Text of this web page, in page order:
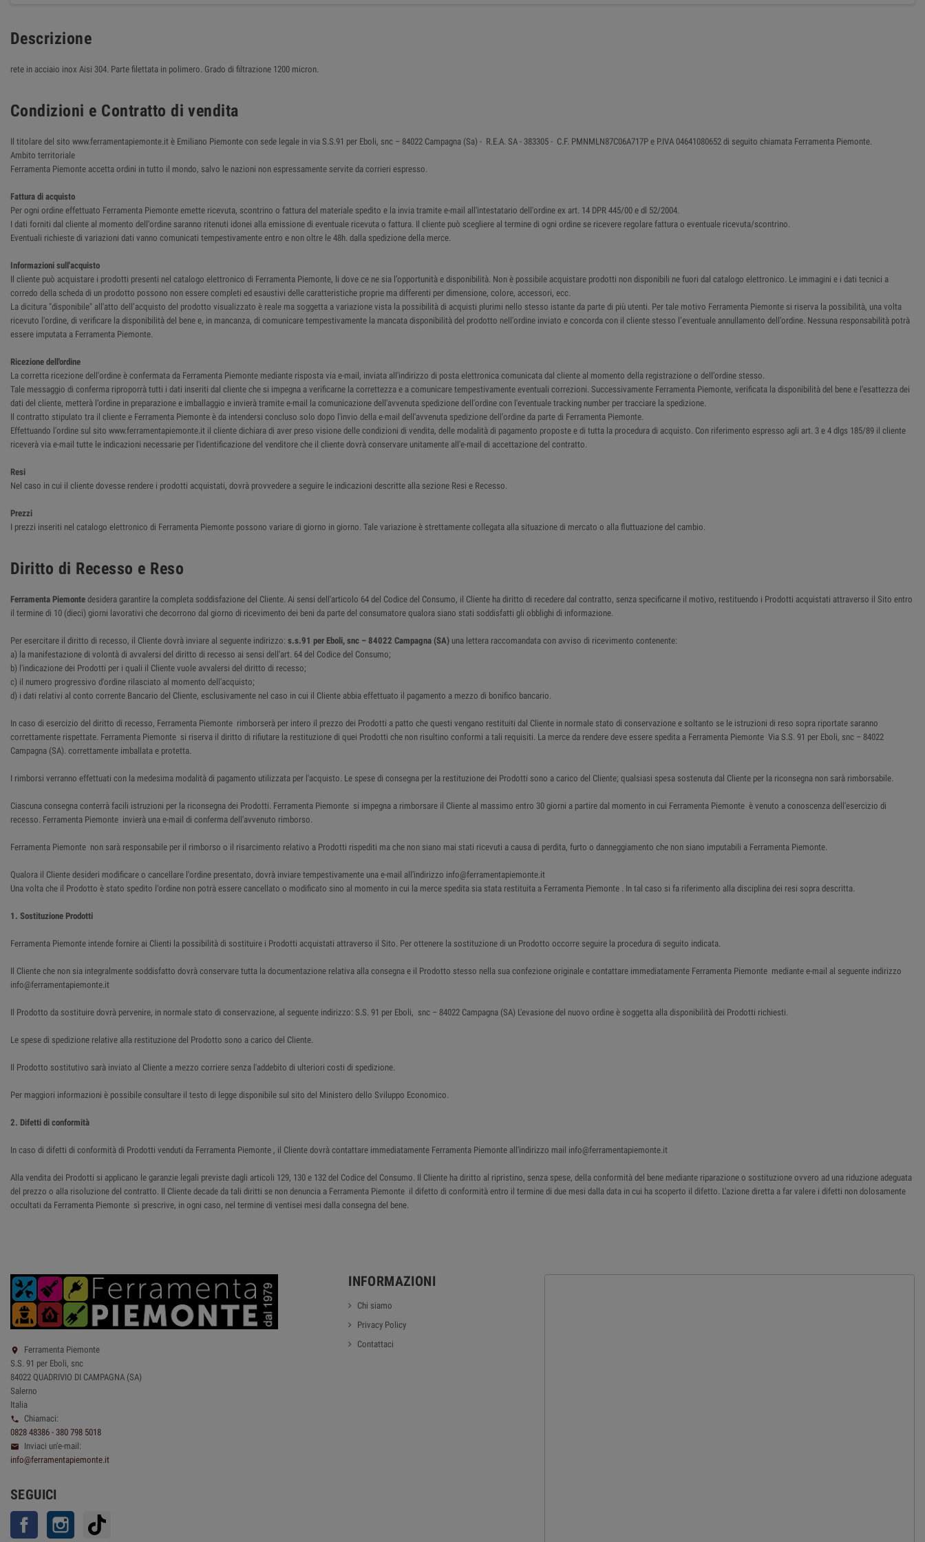
Descrizione
rete in acciaio inox Aisi 304. Parte filettata in polimero. Grado di filtrazione 1200 micron.
Condizioni e Contratto di vendita
Il titolare del sito www.ferramentapiemonte.it è Emiliano Piemonte con sede legale in via S.S.91 per Eboli, snc – 84022 Campagna (Sa) - R.E.A. SA - 383305 - C.F. PMNMLN87C06A717P e P.IVA 04641080652 di seguito chiamata Ferramenta Piemonte.
Ambito territoriale
Ferramenta Piemonte accetta ordini in tutto il mondo, salvo le nazioni non espressamente servite da corrieri espresso.
Fattura di acquisto
Per ogni ordine effettuato Ferramenta Piemonte emette ricevuta, scontrino o fattura del materiale spedito e la invia tramite e-mail all'intestatario dell'ordine ex art. 14 DPR 445/00 e dl 52/2004.
I dati forniti dal cliente al momento dell'ordine saranno ritenuti idonei alla emissione di eventuale ricevuta o fattura. Il cliente può scegliere al termine di ogni ordine se ricevere regolare fattura o eventuale ricevuta/scontrino.
Eventuali richieste di variazioni dati vanno comunicati tempestivamente entro e non oltre le 48h. dalla spedizione della merce.
Informazioni sull'acquisto
Il cliente può acquistare i prodotti presenti nel catalogo elettronico di Ferramenta Piemonte, li dove ce ne sia l’opportunità e disponibilità. Non è possibile acquistare prodotti non disponibili ne fuori dal catalogo elettronico. Le immagini e i dati tecnici a
corredo della scheda di un prodotto possono non essere completi ed esaustivi delle caratteristiche proprie ma differenti per dimensione, colore, accessori, ecc.
La dicitura "disponibile" all'atto dell’acquisto del prodotto visualizzato è reale ma soggetta a variazione vista la possibilità di acquisti plurimi nello stesso istante da parte di più utenti. Per tale motivo Ferramenta Piemonte si riserva la possibilità, una volta
ricevuto l'ordine, di verificare la disponibilità del bene e, in mancanza, di comunicare tempestivamente la mancata disponibilità del prodotto nell'ordine inviato e concorda con il cliente stesso l’eventuale annullamento dell’ordine. Nessuna responsabilità potrà
essere imputata a Ferramenta Piemonte.
Ricezione dell'ordine
La corretta ricezione dell'ordine è confermata da Ferramenta Piemonte mediante risposta via e-mail, inviata all'indirizzo di posta elettronica comunicata dal cliente al momento della registrazione o dell’ordine stesso.
Tale messaggio di conferma riproporrà tutti i dati inseriti dal cliente che si impegna a verificarne la correttezza e a comunicare tempestivamente eventuali correzioni. Successivamente Ferramenta Piemonte, verificata la disponibilità del bene e l'esattezza dei
dati del cliente, metterà l’ordine in preparazione e imballaggio e invierà tramite e-mail la comunicazione dell'avvenuta spedizione dell'ordine con l'eventuale tracking number per tracciare la spedizione.
Il contratto stipulato tra il cliente e Ferramenta Piemonte è da intendersi concluso solo dopo l'invio della e-mail dell'avvenuta spedizione dell'ordine da parte di Ferramenta Piemonte.
Effettuando l'ordine sul sito www.ferramentapiemonte.it il cliente dichiara di aver preso visione delle condizioni di vendita, delle modalità di pagamento proposte e di tutta la procedura di acquisto. Con riferimento espresso agli art. 3 e 4 dlgs 185/89 il cliente
riceverà via e-mail tutte le indicazioni necessarie per l'identificazione del venditore che il cliente dovrà conservare unitamente all'e-mail di accettazione del contratto.
Resi
Nel caso in cui il cliente dovesse rendere i prodotti acquistati, dovrà provvedere a seguire le indicazioni descritte alla sezione Resi e Recesso.
Prezzi
I prezzi inseriti nel catalogo elettronico di Ferramenta Piemonte possono variare di giorno in giorno. Tale variazione è strettamente collegata alla situazione di mercato o alla fluttuazione del cambio.
Diritto di Recesso e Reso
Ferramenta Piemonte desidera garantire la completa soddisfazione del Cliente. Ai sensi dell'articolo 64 del Codice del Consumo, il Cliente ha diritto di recedere dal contratto, senza specificarne il motivo, restituendo i Prodotti acquistati attraverso il Sito entro
il termine di 10 (dieci) giorni lavorativi che decorrono dal giorno di ricevimento dei beni da parte del consumatore qualora siano stati soddisfatti gli obblighi di informazione.
Per esercitare il diritto di recesso, il Cliente dovrà inviare al seguente indirizzo: s.s.91 per Eboli, snc – 84022 Campagna (SA) una lettera raccomandata con avviso di ricevimento contenente:
a) la manifestazione di volontà di avvalersi del diritto di recesso ai sensi dell'art. 64 del Codice del Consumo;
b) l'indicazione dei Prodotti per i quali il Cliente vuole avvalersi del diritto di recesso;
c) il numero progressivo d'ordine rilasciato al momento dell'acquisto;
d) i dati relativi al conto corrente Bancario del Cliente, esclusivamente nel caso in cui il Cliente abbia effettuato il pagamento a mezzo di bonifico bancario.
In caso di esercizio del diritto di recesso, Ferramenta Piemonte rimborserà per intero il prezzo dei Prodotti a patto che questi vengano restituiti dal Cliente in normale stato di conservazione e soltanto se le istruzioni di reso sopra riportate saranno
correttamente rispettate. Ferramenta Piemonte si riserva il diritto di rifiutare la restituzione di quei Prodotti che non risultino conformi a tali requisiti. La merce da rendere deve essere spedita a Ferramenta Piemonte Via S.S. 91 per Eboli, snc – 84022
Campagna (SA). correttamente imballata e protetta.
I rimborsi verranno effettuati con la medesima modalità di pagamento utilizzata per l'acquisto. Le spese di consegna per la restituzione dei Prodotti sono a carico del Cliente; qualsiasi spesa sostenuta dal Cliente per la riconsegna non sarà rimborsabile.
Ciascuna consegna conterrà facili istruzioni per la riconsegna dei Prodotti. Ferramenta Piemonte si impegna a rimborsare il Cliente al massimo entro 30 giorni a partire dal momento in cui Ferramenta Piemonte è venuto a conoscenza dell'esercizio di
recesso. Ferramenta Piemonte invierà una e-mail di conferma dell'avvenuto rimborso.
Ferramenta Piemonte non sarà responsabile per il rimborso o il risarcimento relativo a Prodotti rispediti ma che non siano mai stati ricevuti a causa di perdita, furto o danneggiamento che non siano imputabili a Ferramenta Piemonte.
Qualora il Cliente desideri modificare o cancellare l'ordine presentato, dovrà inviare tempestivamente una e-mail all'indirizzo info@ferramentapiemonte.it
Una volta che il Prodotto è stato spedito l'ordine non potrà essere cancellato o modificato sino al momento in cui la merce spedita sia stata restituita a Ferramenta Piemonte . In tal caso si fa riferimento alla disciplina dei resi sopra descritta.
1. Sostituzione Prodotti
Ferramenta Piemonte intende fornire ai Clienti la possibilità di sostituire i Prodotti acquistati attraverso il Sito. Per ottenere la sostituzione di un Prodotto occorre seguire la procedura di seguito indicata.
Il Cliente che non sia integralmente soddisfatto dovrà conservare tutta la documentazione relativa alla consegna e il Prodotto stesso nella sua confezione originale e contattare immediatamente Ferramenta Piemonte mediante e-mail al seguente indirizzo
info@ferramentapiemonte.it
Il Prodotto da sostituire dovrà pervenire, in normale stato di conservazione, al seguente indirizzo: S.S. 91 per Eboli, snc – 84022 Campagna (SA) L'evasione del nuovo ordine è soggetta alla disponibilità dei Prodotti richiesti.
Le spese di spedizione relative alla restituzione del Prodotto sono a carico del Cliente.
Il Prodotto sostitutivo sarà inviato al Cliente a mezzo corriere senza l'addebito di ulteriori costi di spedizione.
Per maggiori informazioni è possibile consultare il testo di legge disponibile sul sito del Ministero dello Sviluppo Economico.
2. Difetti di conformità
In caso di difetti di conformità di Prodotti venduti da Ferramenta Piemonte , il Cliente dovrà contattare immediatamente Ferramenta Piemonte all'indirizzo mail info@ferramentapiemonte.it
Alla vendita dei Prodotti si applicano le garanzie legali previste dagli articoli 129, 130 e 132 del Codice del Consumo. Il Cliente ha diritto al ripristino, senza spese, della conformità del bene mediante riparazione o sostituzione ovvero ad una riduzione adeguata
del prezzo o alla risoluzione del contratto. Il Cliente decade da tali diritti se non denuncia a Ferramenta Piemonte il difetto di conformità entro il termine di due mesi dalla data in cui ha scoperto il difetto. L'azione diretta a far valere i difetti non dolosamente
occultati da Ferramenta Piemonte sì prescrive, in ogni caso, nel termine di ventisei mesi dalla consegna del bene.

Ferramenta Piemonte
S.S. 91 per Eboli, snc
84022 QUADRIVIO DI CAMPAGNA (SA)
Salerno
Italia

Chiamaci:
0828 48386 - 380 798 5018

Inviaci un'e-mail:
info@ferramentapiemonte.it
SEGUICI
Facebook Instagram
INFORMAZIONI
Chi siamo
Privacy Policy
Contattaci